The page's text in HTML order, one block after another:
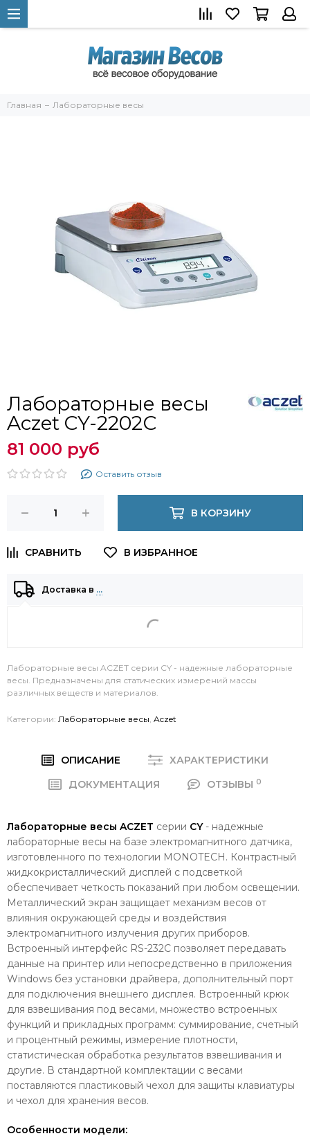
Главная Лабораторные весы
Лабораторные весы
Aczet CY-2202С
81 000 руб
Оставить отзыв
В КОРЗИНУ
Доставка в …
Лабораторные весы ACZET серии CY - надежные лабораторные
весы. Предназначены для статических измерений массы
различных веществ и материалов.
Категории: Лабораторные весы, Aczet
ОПИСАНИЕ
ХАРАКТЕРИСТИКИ
ДОКУМЕНТАЦИЯ
ОТЗЫВЫ 0
Лабораторные весы ACZET серии CY- надежные
лабораторные весы на базе электромагнитного датчика,
изготовленного по технологии MONOTECH. Контрастный
жидкокристаллический дисплей с подсветкой
обеспечивает четкость показаний при любом освещении.
Металлический экран защищает механизм весов от
влияния окружающей среды и воздействия
электромагнитного излучения других приборов.
Встроенный интерфейс RS-232C позволяет передавать
данные на принтер или непосредственно в приложения
Windows без установки драйвера, дополнительный порт
для подключения внешнего дисплея. Встроенный крюк
для взвешивания под весами, множество встроенных
функций и прикладных программ: суммирование, счетный
и процентный режимы, измерение плотности,
статистическая обработка результатов взвешивания и
другие. В стандартной комплектации с весами
поставляются пластиковый чехол для защиты клавиатуры
и чехол для хранения весов.
Особенности модели: